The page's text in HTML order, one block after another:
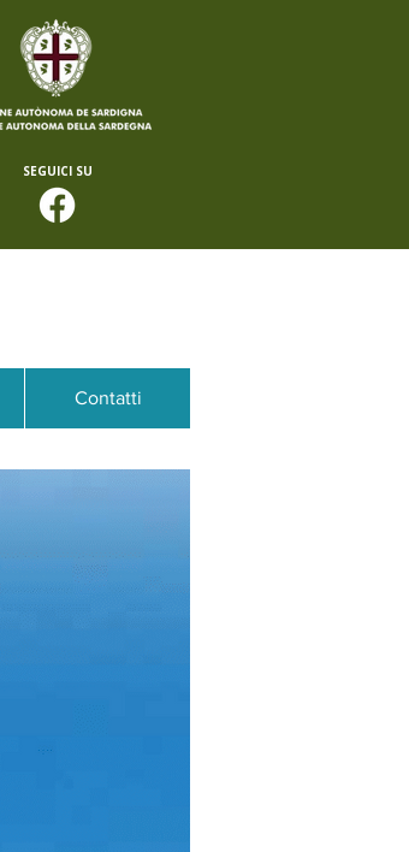
SEGUICI SU
Contatti